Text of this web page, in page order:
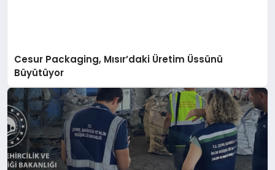
Cesur Packaging, Mısır’daki Üretim Üssünü
Büyütüyor